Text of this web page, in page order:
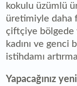
kokulu üzümlü
üretimiyle daha
çiftçiye bölgede
kadını ve
istihdamı
Yapacağınız